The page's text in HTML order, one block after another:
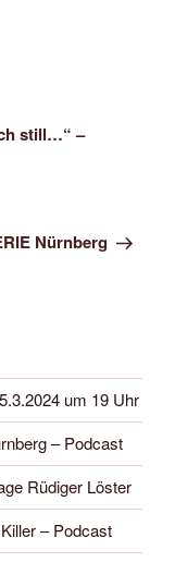
still…“ –
Nürnberg
um 19 Uhr
– Podcast
Rüdiger Löster
– Podcast